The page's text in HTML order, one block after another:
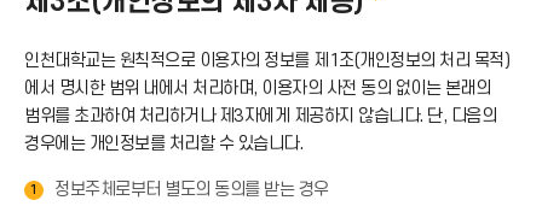
가
기
인천대학교는 원칙적으로 이용자의 정보를 제1조(개인정보의 처리 목적)
에서 명시한 범위 내에서 처리하며, 이용자의 사전 동의 없이는 본래의
범위를 초과하여 처리하거나 제3자에게 제공하지 않습니다. 단, 다음의
경우에는 개인정보를 처리할 수 있습니다.
1 정보주체로부터 별도의 동의를 받는 경우